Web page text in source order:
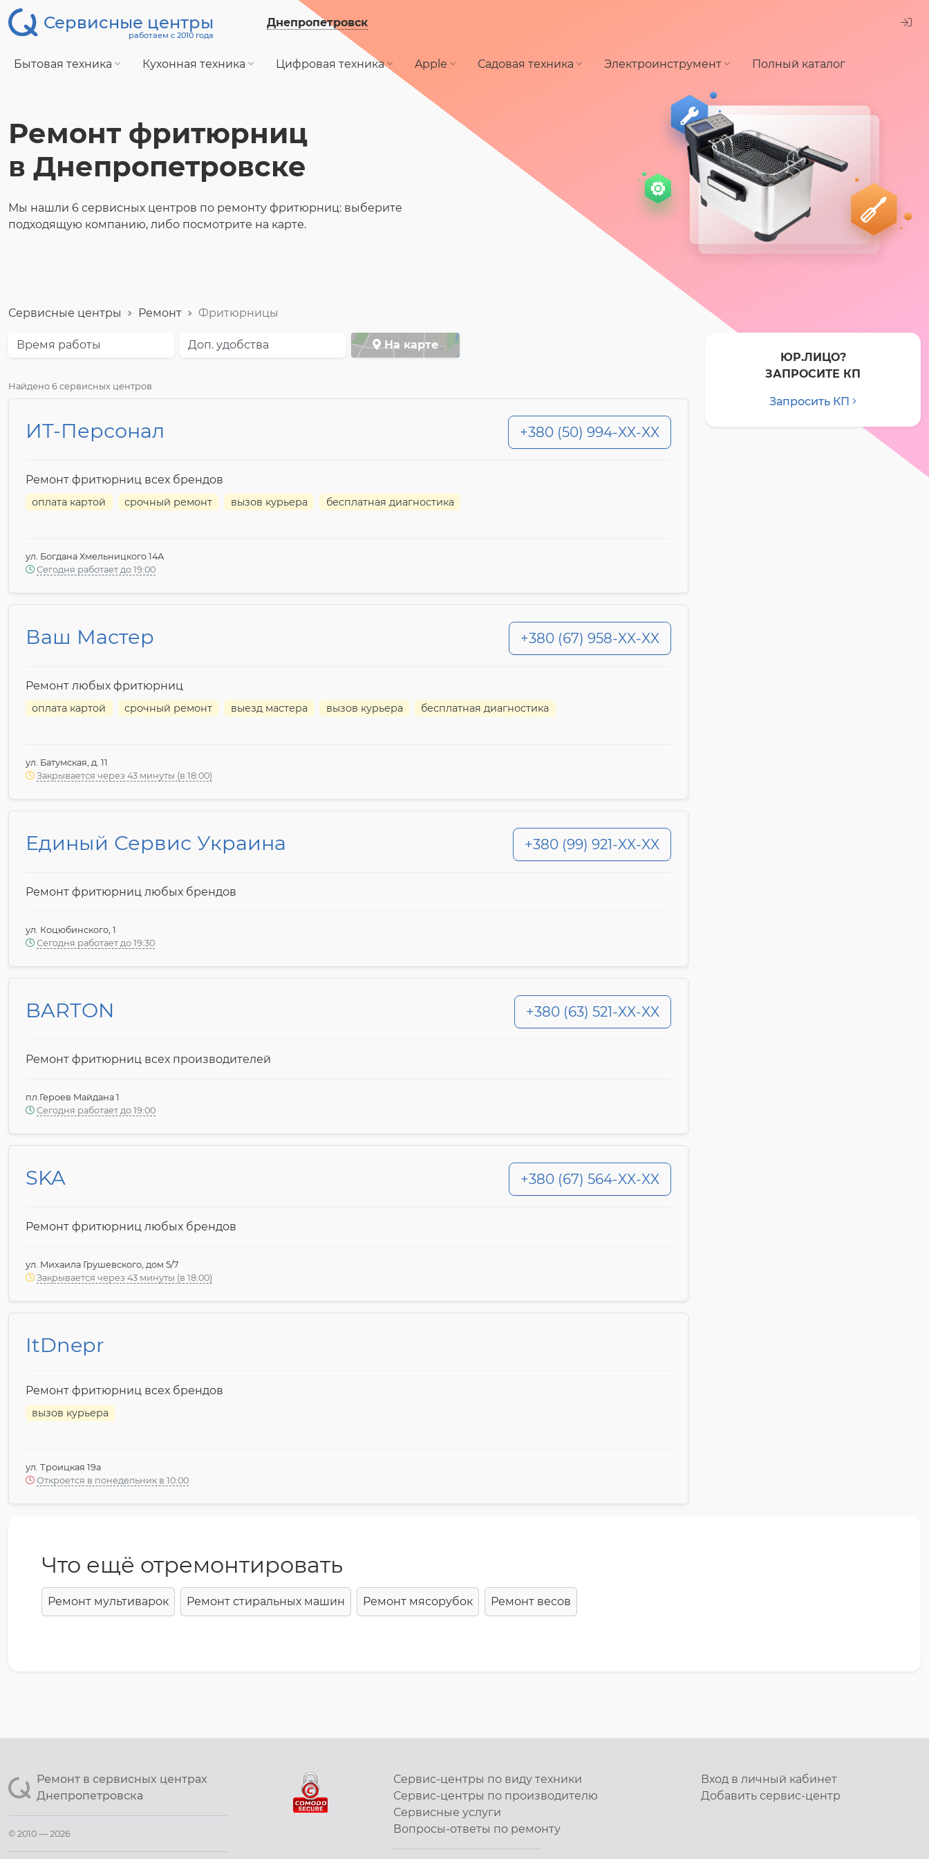
Сервисные центры
работаем с 2010 года
Днепропетровск
Бытовая техника Кухонная техника Цифровая техника Apple Садовая техника Электроинструмент Полный каталог
Ремонт фритюрниц
в Днепропетровске
Мы нашли 6 сервисных центров по ремонту фритюрниц: выберите
подходящую компанию, либо посмотрите на карте.
Сервисные центры Ремонт Фритюрницы
Время работы Доп. удобства На карте
Найдено 6 сервисных центров
ИТ-Персонал +380 (50) 994-XX-XX
Ремонт фритюрниц всех брендов
оплата картой срочный ремонт вызов курьера бесплатная диагностика
ул. Богдана Хмельницкого 14А
Сегодня работает до 19:00
Ваш Мастер +380 (67) 958-XX-XX
Ремонт любых фритюрниц
оплата картой срочный ремонт выезд мастера вызов курьера бесплатная диагностика
ул. Батумская, д. 11
Закрывается через 43 минуты (в 18:00)
Единый Сервис Украина +380 (99) 921-XX-XX
Ремонт фритюрниц любых брендов
ул. Коцюбинского, 1
Сегодня работает до 19:30
BARTON +380 (63) 521-XX-XX
Ремонт фритюрниц всех производителей
пл.Героев Майдана 1
Сегодня работает до 19:00
SKA +380 (67) 564-XX-XX
Ремонт фритюрниц любых брендов
ул. Михаила Грушевского, дом 5/7
Закрывается через 43 минуты (в 18:00)
ItDnepr
Ремонт фритюрниц всех брендов
вызов курьера
ул. Троицкая 19а
Откроется в понедельник в 10:00
ЮР.ЛИЦО?
ЗАПРОСИТЕ КП
Запросить КП
Что ещё отремонтировать
Ремонт мультиварок Ремонт стиральных машин Ремонт мясорубок Ремонт весов
Ремонт в сервисных центрах
Днепропетровска
© 2010 — 2026
Сервис-центры по виду техники
Сервис-центры по производителю
Сервисные услуги
Вопросы-ответы по ремонту
Вход в личный кабинет
Добавитьсервис-центр